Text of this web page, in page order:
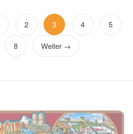
2 3 4 5
8 Weiter →